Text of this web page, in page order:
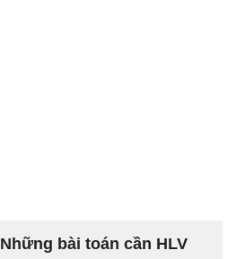
Những bài toán cần HLV